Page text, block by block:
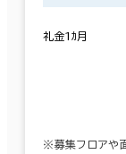
礼金1ｶ月
※募集フロアや